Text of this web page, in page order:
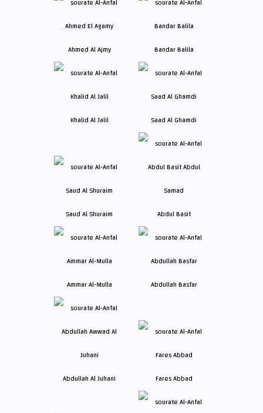
Ahmed Al Ajmy Bandar Balila
Khalid Al Jalil Saad Al Ghamdi
Saud Al Shuraim Abdul Basit
Ammar Al-Mulla Abdullah Basfar
Abdullah Al Juhani Fares Abbad